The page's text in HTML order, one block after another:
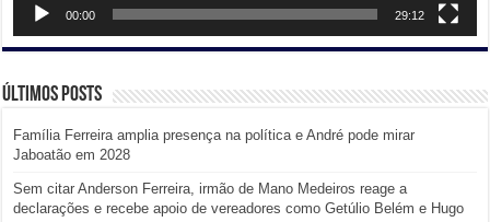
00:00 29:12
Últimos posts
Família Ferreira amplia presença na política e André pode mirar
Jaboatão em 2028
Sem citar Anderson Ferreira, irmão de Mano Medeiros reage a
declarações e recebe apoio de vereadores como Getúlio Belém e Hugo